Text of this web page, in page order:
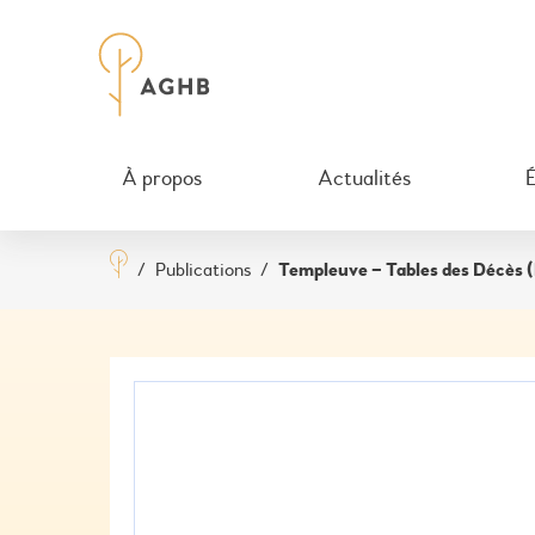
À propos Actualités
/ Publications / Templeuve – Tables des Décès